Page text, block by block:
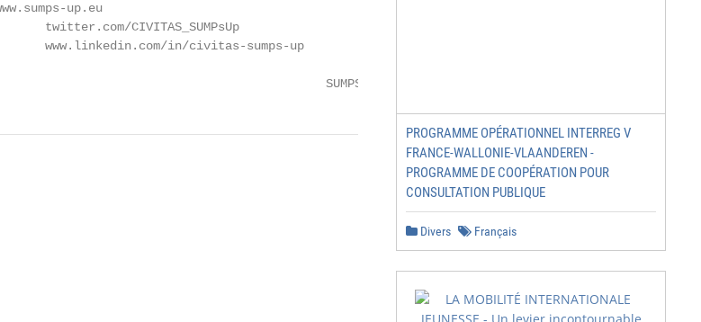
up.eu
twitter.com/CIVITAS_SUMPsUp
www.linkedin.com/in/civitas-sumps-up
SUMPS-UP
PROGRAMME OPÉRATIONNEL INTERREG V
FRANCE-WALLONIE-VLAANDEREN -
PROGRAMME DE COOPÉRATION POUR
CONSULTATION PUBLIQUE
Divers Français